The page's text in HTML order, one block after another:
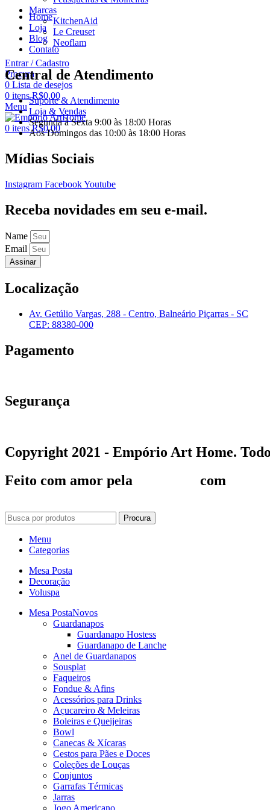
Marcas
KitchenAid
Le Creuset
Neoflam
Entrar / Cadastro
Procura
0 Lista de desejos
0 itens R$0,00
Menu
0 itens R$0,00
Home
Loja
Blog
Contato
Central de Atendimento
Suporte & Atendimento
Loja & Vendas
Segunda à Sexta 9:00 às 18:00 Horas
Aos Domingos das 10:00 às 18:00 Horas
Mídias Sociais
Instagram FacebookYoutube
Receba novidades em seu e-mail.
Name
Email
Assinar
Localização
Av. Getúlio Vargas, 288 - Centro, Balneário Piçarras - SC
CEP: 88380-000
Pagamento
Segurança
Copyright 2021 - Empório Art Home.
Feito com amor pela
com
Procura
Menu
Categorias
Mesa Posta
Decoração
Voluspa
Mesa PostaNovos
Guardanapos
Guardanapo Hostess
Guardanapo de Lanche
Anel de Guardanapos
Sousplat
Faqueiros
Fondue & Afins
Acessórios para Drinks
Açucareiro & Meleiras
Boleiras e Queijeiras
Bowl
Canecas & Xícaras
Cestos para Pães e Doces
Coleções de Louças
Conjuntos
Garrafas Térmicas
Jarras
Jogo Americano